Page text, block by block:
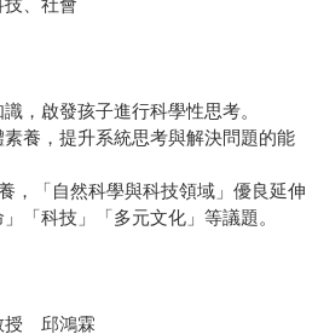
、社會
，啟發孩子進行科學性思考。
養，提升系統思考與解決問題的能
，「自然科學與科技領域」優良延伸
「科技」「多元文化」等議題。
授 邱鴻霖